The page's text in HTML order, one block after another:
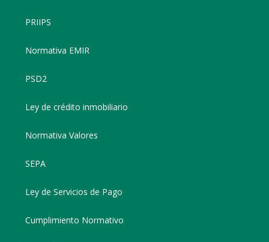
PRIIPS
Normativa EMIR
PSD2
Ley de crédito inmobiliario
Normativa Valores
SEPA
Ley de Servicios de Pago
Cumplimiento Normativo